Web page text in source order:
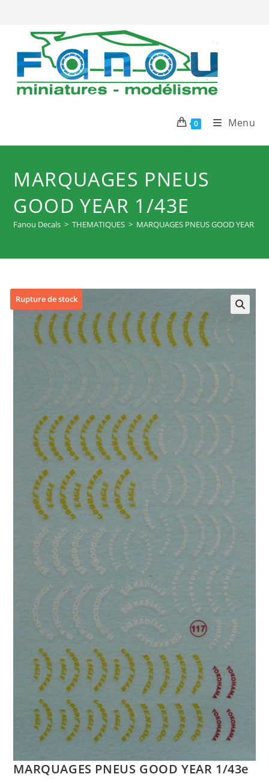
0 Menu
MARQUAGES PNEUS
GOOD YEAR 1/43E
Fanou Decals > THEMATIQUES > MARQUAGES PNEUS GOOD YEAR 1/
Rupture de stock
MARQUAGES PNEUS GOOD YEAR 1/43e